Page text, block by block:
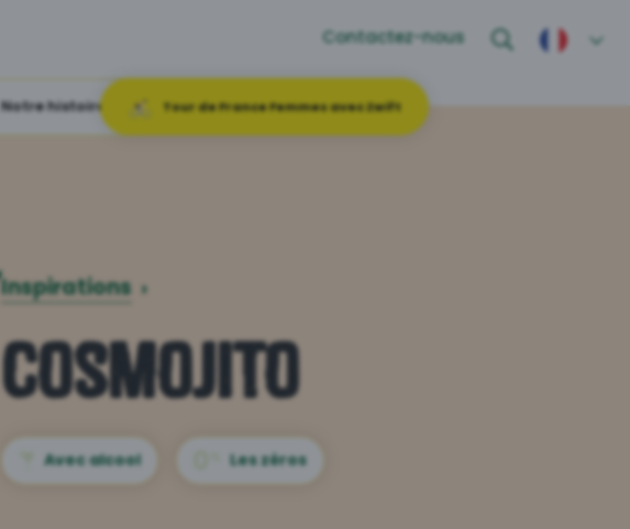
Contactez-nous
Notre histoire Tour de France Femmes avec Zwift
Inspirations ›
Cosmojito
Avec alcool Les zéros